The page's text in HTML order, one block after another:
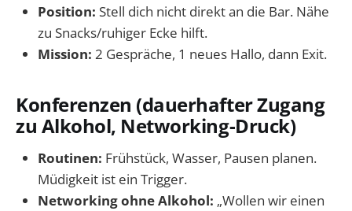
Position: Stell dich nicht direkt an die Bar. Nähe
zu Snacks/ruhiger Ecke hilft.
Mission: 2 Gespräche, 1 neues Hallo, dann Exit.
Konferenzen (dauerhafter Zugang
zu Alkohol, Networking-Druck)
Routinen: Frühstück, Wasser, Pausen planen.
Müdigkeit ist ein Trigger.
Networking ohne Alkohol: „Wollen wir einen